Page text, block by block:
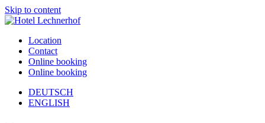
Skip to content
Location
Contact
Online booking
Online booking
DEUTSCH
ENGLISH